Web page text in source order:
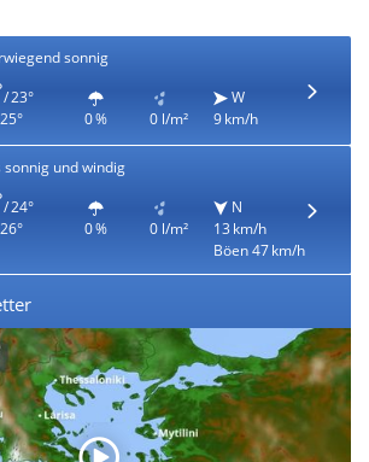
sonnig
/ 23°
0 % 0 l/m²
W
9 km/h
sonnig und windig
/ 24°
0 % 0 l/m²
N
13 km/h
Böen 47 km/h